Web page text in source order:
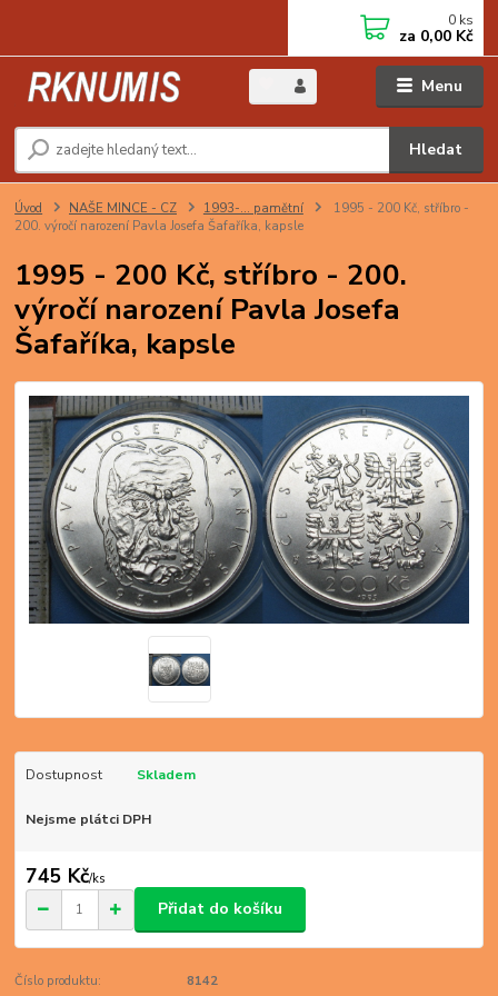
Menu
Hledat
0 ks
za 0,00 Kč
Úvod NAŠE MINCE - CZ 1993-… pamětní
1995 - 200 Kč, stříbro -
200. výročí narození Pavla Josefa Šafaříka, kapsle
1995 - 200 Kč, stříbro - 200.
výročí narození Pavla Josefa
Šafaříka, kapsle
Dostupnost Skladem
Nejsme plátci DPH
745 Kč/ks
Přidat do košíku
Číslo produktu: 8142